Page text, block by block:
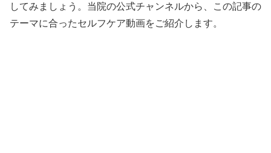
してみましょう。当院の公式チャンネルから、この記事の
テーマに合ったセルフケア動画をご紹介します。